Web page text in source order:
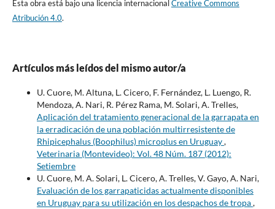
Esta obra está bajo una licencia internacional Creative Commons
Atribución 4.0.
Artículos más leídos del mismo autor/a
U. Cuore, M. Altuna, L. Cicero, F. Fernández, L. Luengo, R.
Mendoza, A. Nari, R. Pérez Rama, M. Solari, A. Trelles,
Aplicación del tratamiento generacional de la garrapata en
la erradicación de una población multirresistente de
Rhipicephalus (Boophilus) microplus en Uruguay,
Veterinaria (Montevideo): Vol. 48 Núm. 187 (2012):
Setiembre
U. Cuore, M. A. Solari, L. Cicero, A. Trelles, V. Gayo, A. Nari,
Evaluación de los garrapaticidas actualmente disponibles
en Uruguay para su utilización en los despachos de tropa,